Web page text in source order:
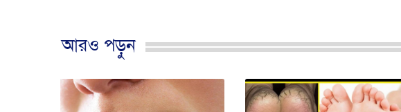
আরও পড়ুন